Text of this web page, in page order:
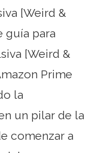
[Weird &
guía para
[Weird &
Prime
la
un pilar de la
comenzar a